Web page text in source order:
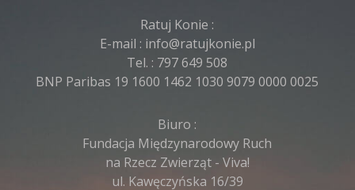
Ratuj Konie :
E-mail : info@ratujkonie.pl
Tel. : 797 649 508
BNP Paribas 19 1600 1462 1030 9079 0000 0025
Biuro :
Fundacja Międzynarodowy Ruch
na Rzecz Zwierząt - Viva!
ul. Kawęczyńska 16/39